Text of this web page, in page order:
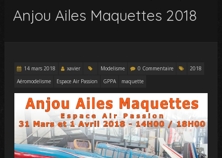
Anjou Ailes Maquettes 2018
14 mars 2018 xavier Modelisme 0 Commentaire
2018
Aéromodelisme
Espace Air Passion GPPA maquette